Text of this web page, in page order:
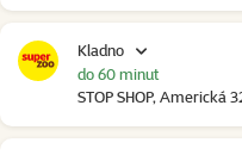
Kladno
STOP SHOP, Americká
do 60 minut